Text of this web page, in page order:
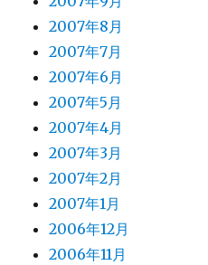
2007年8月
2007年7月
2007年6月
2007年5月
2007年4月
2007年3月
2007年2月
2007年1月
2006年12月
2006年11月